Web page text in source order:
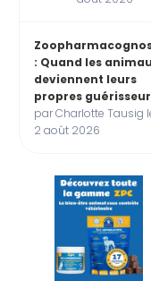
: Quand les
deviennent leurs
propres
par Charlotte Tausig
2 août 2026